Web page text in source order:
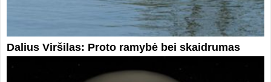
Dalius Viršilas: Proto ramybė bei skaidrumas